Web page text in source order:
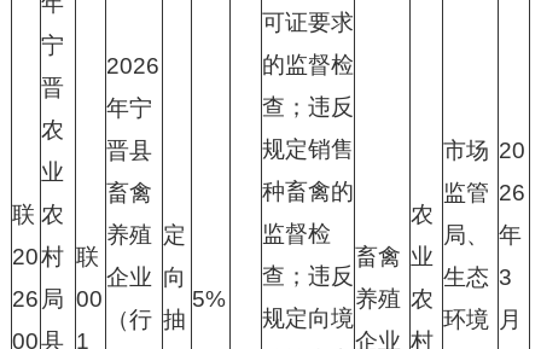
联
20
26
00
宁
晋
农
业
农
村
局
县
联
00
1
2026
年宁
晋县
畜禽
养殖
企业
（行
定
向
抽
5%
可证要求
的监督检
查；违反
规定销售
种畜禽的
监督检
查；违反
规定向境
畜禽
养殖
企业
农
业
农
村
市场
监管
局、
生态
环境
20
26
年
3
月